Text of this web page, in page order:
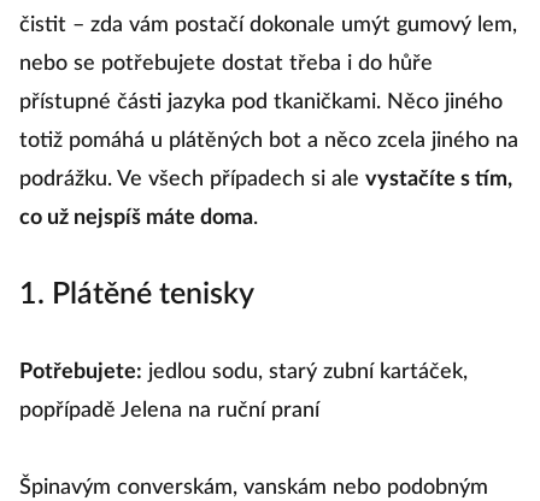
čistit – zda vám postačí dokonale umýt gumový lem,
nebo se potřebujete dostat třeba i do hůře
přístupné části jazyka pod tkaničkami. Něco jiného
totiž pomáhá u plátěných bot a něco zcela jiného na
podrážku. Ve všech případech si ale vystačíte s tím,
co už nejspíš máte doma.
1. Plátěné tenisky
Potřebujete: jedlou sodu, starý zubní kartáček,
popřípadě Jelena na ruční praní
Špinavým converskám, vanskám nebo podobným